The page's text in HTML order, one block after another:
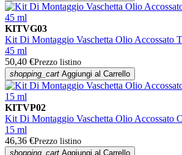
KITVG03
Kit Di Montaggio Vaschetta Olio Accossato
45 ml
50,40 €Prezzo listino
shopping_cart Aggiungi al Carrello
KITVP02
Kit Di Montaggio Vaschetta Olio Accossato
15 ml
46,36 €Prezzo listino
shopping_cart Aggiungi al Carrello